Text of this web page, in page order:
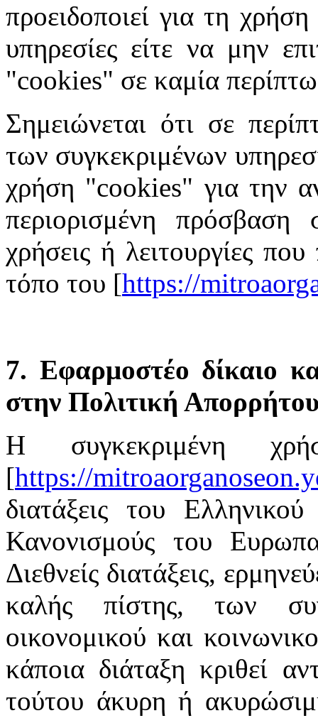
προειδοποιεί για τη
υπηρεσίες είτε να μην
"cookies" σε καμία
Σημειώνεται ότι σε
των συγκεκριμένων
χρήση "cookies" για την
περιορισμένη πρόσβαση
χρήσεις ή λειτουργίες
τόπο του [https://
7. Εφαρμοστέο δίκαιο
στην Πολιτική
Η συγκεκριμένη
[https://
διατάξεις του
Κανονισμούς του
Διεθνείς διατάξεις,
καλής πίστης, των
οικονομικού και
κάποια διάταξη κριθεί
τούτου άκυρη ή